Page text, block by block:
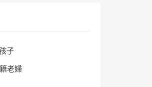
子
老婦